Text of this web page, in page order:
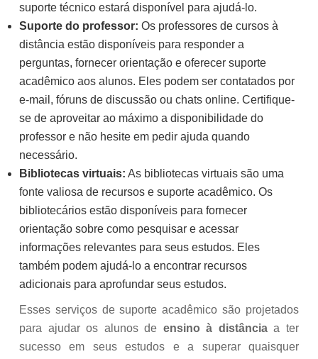
suporte técnico estará disponível para ajudá-lo.
Suporte do professor: Os professores de cursos à
distância estão disponíveis para responder a
perguntas, fornecer orientação e oferecer suporte
acadêmico aos alunos. Eles podem ser contatados por
e-mail, fóruns de discussão ou chats online. Certifique-
se de aproveitar ao máximo a disponibilidade do
professor e não hesite em pedir ajuda quando
necessário.
Bibliotecas virtuais: As bibliotecas virtuais são uma
fonte valiosa de recursos e suporte acadêmico. Os
bibliotecários estão disponíveis para fornecer
orientação sobre como pesquisar e acessar
informações relevantes para seus estudos. Eles
também podem ajudá-lo a encontrar recursos
adicionais para aprofundar seus estudos.
Esses serviços de suporte acadêmico são projetados
para ajudar os alunos de ensino à distânciaa ter
sucesso em seus estudos e a superar quaisquer